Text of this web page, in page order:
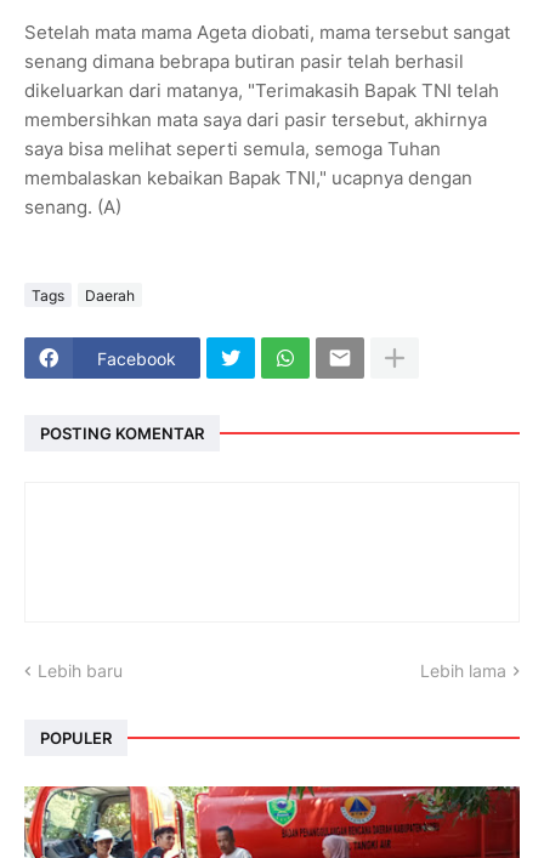
Setelah mata mama Ageta diobati, mama tersebut sangat
senang dimana bebrapa butiran pasir telah berhasil
dikeluarkan dari matanya, "Terimakasih Bapak TNI telah
membersihkan mata saya dari pasir tersebut, akhirnya
saya bisa melihat seperti semula, semoga Tuhan
membalaskan kebaikan Bapak TNI," ucapnya dengan
senang. (A)
Tags Daerah
Facebook
POSTING KOMENTAR
Lebih baru Lebih lama
POPULER